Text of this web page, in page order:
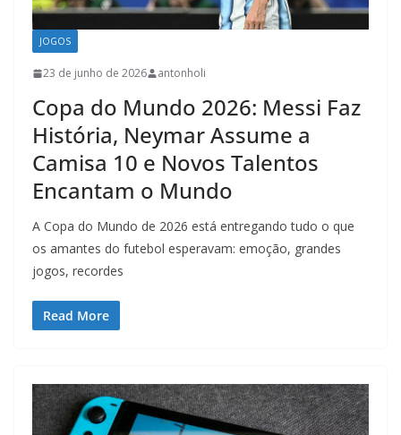
JOGOS
23 de junho de 2026 antonholi
Copa do Mundo 2026: Messi Faz
História, Neymar Assume a
Camisa 10 e Novos Talentos
Encantam o Mundo
A Copa do Mundo de 2026 está entregando tudo o que
os amantes do futebol esperavam: emoção, grandes
jogos, recordes
Read More